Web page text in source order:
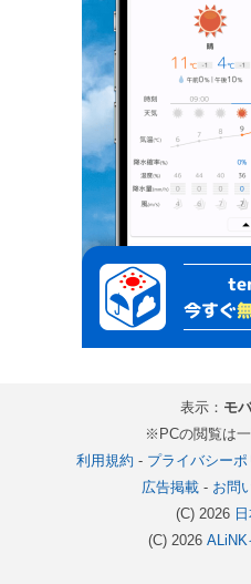
表示： モ
※PCの閲覧は
利用規約 - プライバシーポ
広告掲載- お問
(C) 2026
(C) 2026 ALiNK